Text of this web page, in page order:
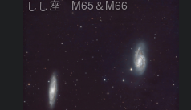
しし座 M65＆M66